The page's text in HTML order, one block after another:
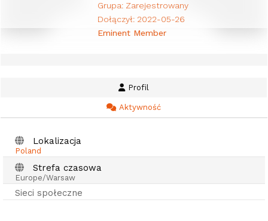
Grupa: Zarejestrowany
Dołączył: 2022-05-26
Eminent Member
Profil
Aktywność
Lokalizacja
Poland
Strefa czasowa
Europe/Warsaw
Sieci społeczne